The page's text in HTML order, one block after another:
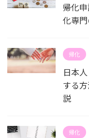
帰化
化専
帰化
日本
する
説
帰化